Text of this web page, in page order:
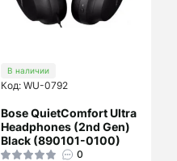
В наличии
Код: WU-0792
Bose QuietComfort Ultra
Headphones (2nd Gen)
Black (890101-0100)
0